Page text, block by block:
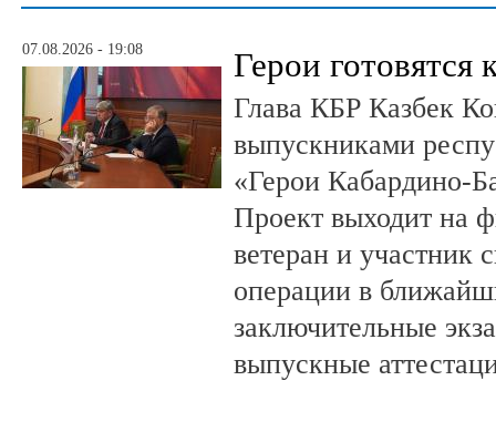
07.08.2026 - 19:08 Герои готовятся
Глава КБР Казбек
выпускниками
«Герои Кабардино-
Проект выходит на
ветеран и участник
операции в
заключительные
выпускные